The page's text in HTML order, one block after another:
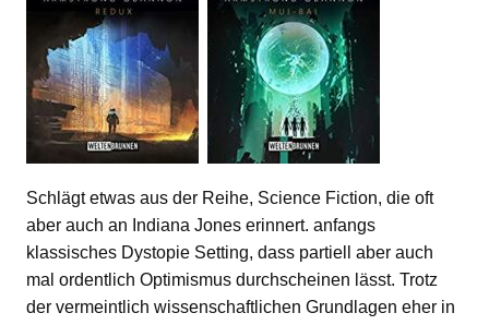
Schlägt etwas aus der Reihe, Science Fiction, die oft
aber auch an Indiana Jones erinnert. anfangs
klassisches Dystopie Setting, dass partiell aber auch
mal ordentlich Optimismus durchscheinen lässt. Trotz
der vermeintlich wissenschaftlichen Grundlagen eher in